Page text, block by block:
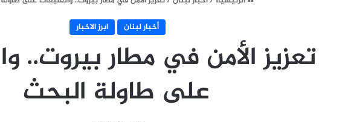
أخبار لبنان
ابرز الاخبار
تعزيز الأمن في مطار بيروت..
على طاولة البحث